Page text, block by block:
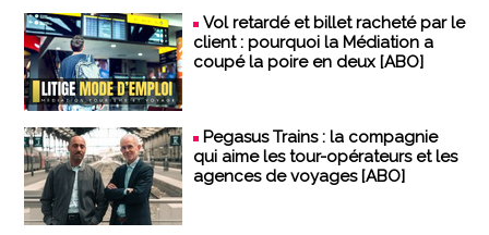
Vol retardé et billet racheté par le
client : pourquoi la Médiation a
coupé la poire en deux [ABO]
Pegasus Trains : la compagnie
qui aime les tour-opérateurs et les
agences de voyages [ABO]